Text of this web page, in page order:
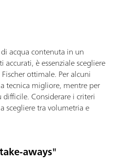
acqua contenuta in un
è essenziale scegliere
ottimale. Per alcuni
tecnica migliore, mentre per
Considerare i criteri
scegliere tra volumetria e
aways"